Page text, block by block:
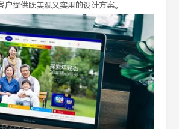
户提供既美观又实用的设计方案。